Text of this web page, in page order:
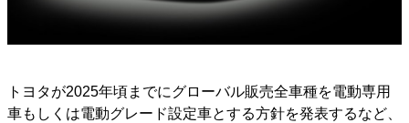
トヨタが2025年頃までにグローバル販売全車種を電動専用
車もしくは電動グレード設定車とする方針を発表するなど、